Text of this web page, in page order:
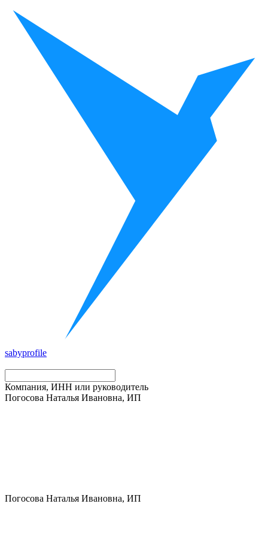
sabyprofile
Компания, ИНН или руководитель
Погосова Наталья Ивановна, ИП
Погосова Наталья Ивановна, ИП